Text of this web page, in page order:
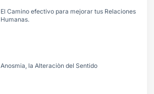
El Camino efectivo para mejorar tus Relaciones
Humanas.
Anosmia, la Alteraciòn del Sentido